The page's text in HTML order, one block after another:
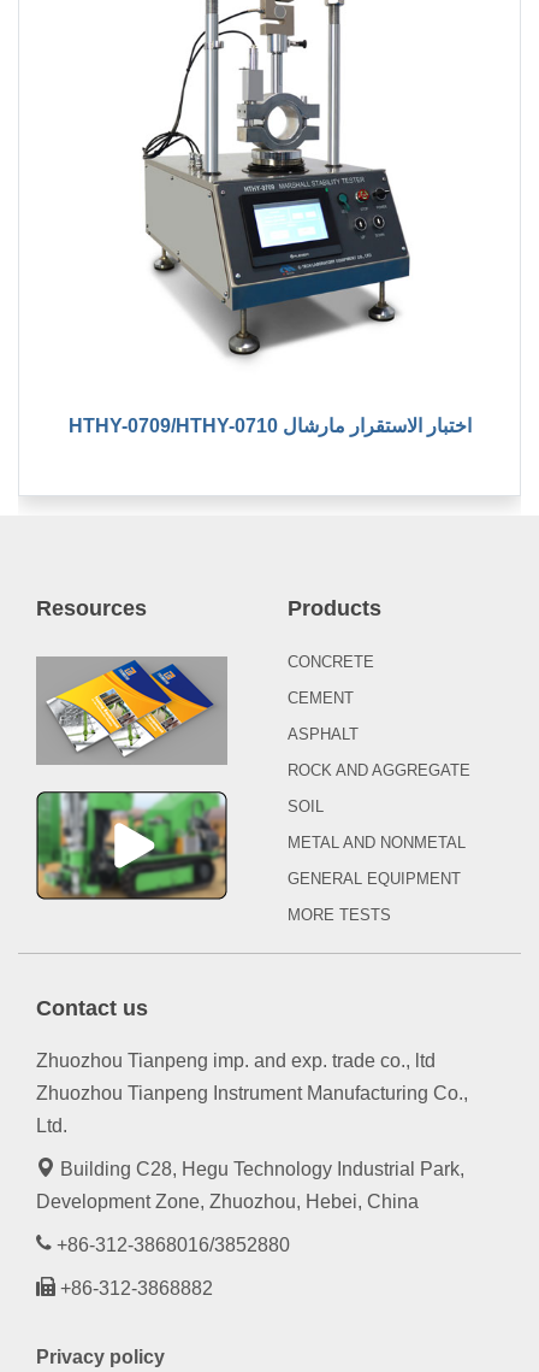
HTHY-0709/HTHY-0710 اختبار الاستقرار مارشال
Resources Products
CONCRETE
CEMENT
ASPHALT
ROCK AND AGGREGATE
SOIL
METAL AND NONMETAL
GENERAL EQUIPMENT
MORE TESTS
Contact us
Zhuozhou Tianpeng imp. and exp. trade co., ltd
Zhuozhou Tianpeng Instrument Manufacturing Co.,
Ltd.
Building C28, Hegu Technology Industrial Park,
Development Zone, Zhuozhou, Hebei, China
+86-312-3868016/3852880
+86-312-3868882
Privacy policy